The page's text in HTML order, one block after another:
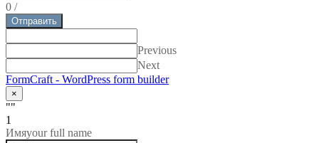
0 /
Отправить
Previous
Next
FormCraft - WordPress form builder
×
""
1
Имяyour full name